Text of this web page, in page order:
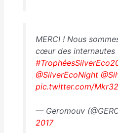
MERCI ! Nous
cœur des internautes
@SilverEcoNight
pic.twitter.com/
— Geromouv
2017